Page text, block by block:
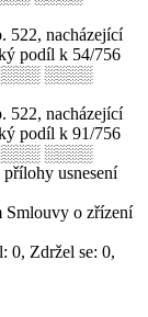
522, nacházející
podíl k 54/756
░░░░ ░░░░
522, nacházející
podíl k 91/756
░░░░ ░░░░
usnesení
Smlouvy o zřízení
0, Zdržel se: 0,